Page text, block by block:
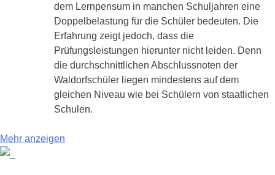
dem Lernpensum in manchen Schuljahren eine
Doppelbelastung für die Schüler bedeuten. Die
Erfahrung zeigt jedoch, dass die
Prüfungsleistungen hierunter nicht leiden. Denn
die durchschnittlichen Abschlussnoten der
Waldorfschüler liegen mindestens auf dem
gleichen Niveau wie bei Schülern von staatlichen
Schulen.
Mehr anzeigen